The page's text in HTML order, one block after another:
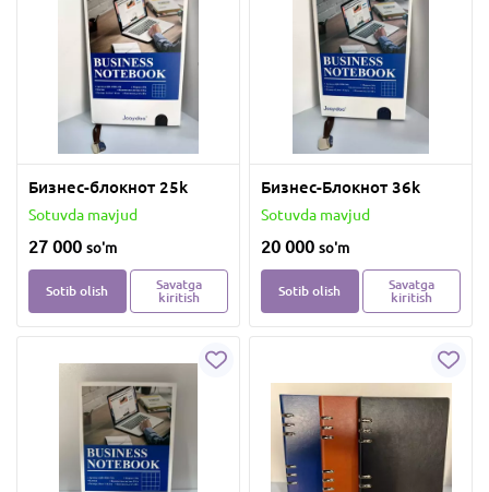
Бизнес-блокнот 25k
Sotuvda mavjud
27 000 so'm
Sotib olish
Savatga
kiritish
Бизнес-Блокнот 36k
Sotuvda mavjud
20 000 so'm
Sotib olish
Savatga
kiritish